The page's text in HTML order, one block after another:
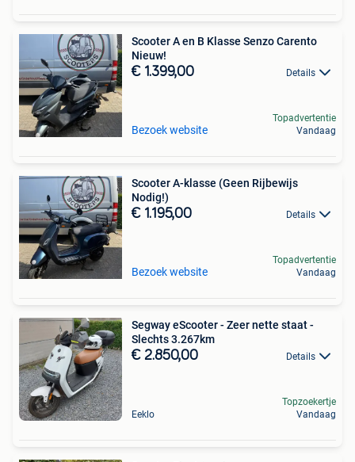
Scooter A en B Klasse Senzo Carento
Nieuw!
€ 1.399,00 Details
Bezoek website
Topadvertentie
Vandaag
Scooter A-klasse (Geen Rijbewijs
Nodig!)
€ 1.195,00 Details
Bezoek website
Topadvertentie
Vandaag
Segway eScooter - Zeer nette staat -
Slechts 3.267km
€ 2.850,00 Details
Eeklo
Topzoekertje
Vandaag